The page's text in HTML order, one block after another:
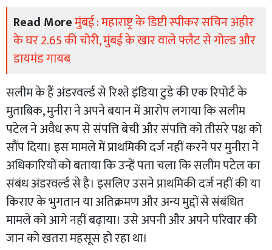
Read Moreमुंबई : महाराष्ट्र के डिप्टी स्पीकर सचिन अहीर
के घर 2.65 की चोरी, मुंबई के खार वाले फ्लैट से गोल्ड और
डायमंड गायब
सलीम के हैं अंडरवर्ल्ड से रिश्ते इंडिया टुडे की एक रिपोर्ट के
मुताबिक, मुनीरा ने अपने बयान में आरोप लगाया कि सलीम
पटेल ने अवैध रूप से संपत्ति बेची और संपत्ति को तीसरे पक्ष को
सौंप दिया। इस मामले में प्राथमिकी दर्ज नहीं करने पर मुनीरा ने
अधिकारियों को बताया कि उन्हें पता चला कि सलीम पटेल का
संबंध अंडरवर्ल्ड से है। इसलिए उसने प्राथमिकी दर्ज नहीं की या
किराए के भुगतान या अतिक्रमण और अन्य मुद्दों से संबंधित
मामले को आगे नहीं बढ़ाया। उसे अपनी और अपने परिवार की
जान को खतरा महसूस हो रहा था।